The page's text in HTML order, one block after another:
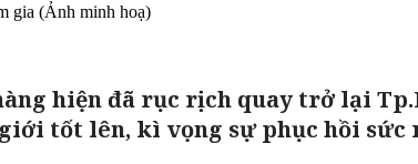
gia (Ảnh minh hoạ)
hiện đã rục rịch quay trở lại
tốt lên, kì vọng sự phục hồi sức